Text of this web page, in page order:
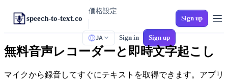
speech-to-text.co
価格設定
JA Sign in Sign up
Sign up
M4Aからテキストへ
無料音声レコーダーと即時文字起こし
マイクから録音してすぐにテキストを取得できます。アプリ